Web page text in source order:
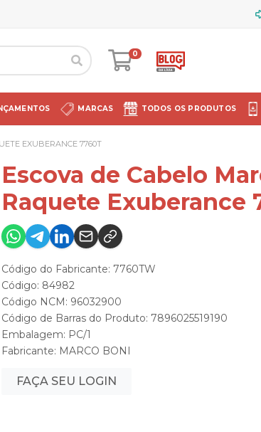
0
MARCAS TODOS OS PRODUTOS
EXUBERANCE 7760T
Escova de Cabelo
Raquete Exuberance
Código do Fabricante: 7760TW
Código: 84982
Código NCM: 96032900
Código de Barras do Produto: 7896025519190
Embalagem: PC/1
Fabricante: MARCO BONI
FAÇA SEU LOGIN